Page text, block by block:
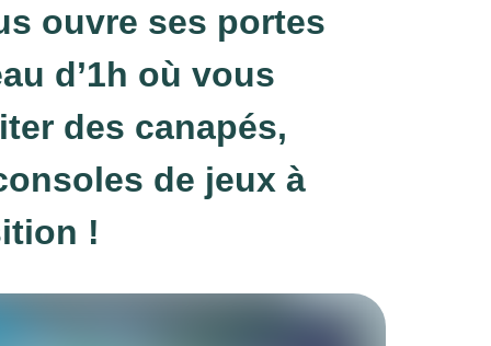
ouvre ses portes
d’1h où vous
des canapés,
de jeux à
!